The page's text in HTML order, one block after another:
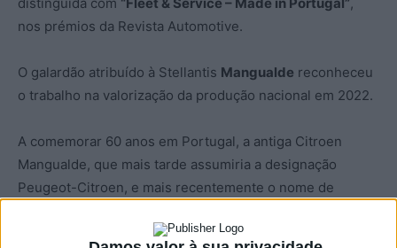
nos prémios da Revista Automotive.
O galardão atribuído à Stellantis Mangualde reconheceu
o trabalho na valorização da produção nacional em 2022.
A comemorar 60 anos em Portugal, a antiga Citroen
Mangualde, que mais tarde assumiria a designação
Peugeot-Citroen, e mais recentemente o nome de
marco de um milhão e meio de veículos produzidos,